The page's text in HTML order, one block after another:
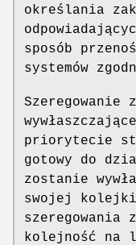
określania
sposób
systemów
Szeregowanie
priorytecie
gotowy do
zostanie
swojej
szeregowania
kolejność na